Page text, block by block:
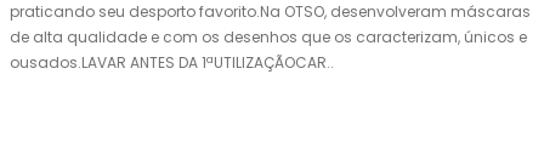
praticando seu desporto favorito.Na OTSO, desenvolveram máscaras
de alta qualidade e com os desenhos que os caracterizam, únicos e
ousados.LAVAR ANTES DA 1ªUTILIZAÇÃOCAR..